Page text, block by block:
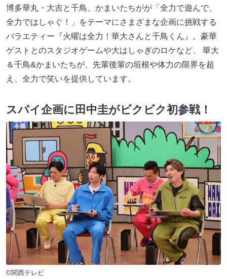
博多華丸・大吉と千鳥、かまいたちがが「全力で遊んで、
全力ではしゃぐ！」をテーマにさまざまな企画に挑戦する
バラエティー『火曜は全力！華大さんと千鳥くん』。豪華
ゲストとのスタジオゲームや大はしゃぎのロケなど、 華大
＆千鳥&かまいたちが、先輩後輩の垣根や体力の限界を超
え、全力で笑いを提供しています。
スパイ企画に田中圭がビクビク初参戦！
©関西テレビ